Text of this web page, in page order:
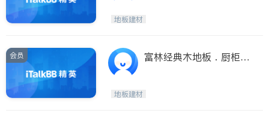
地板建材
会员
富林经典木地板．厨柜
地板建材